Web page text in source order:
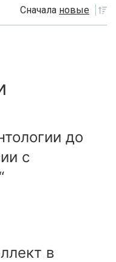
Сначала новые
до
с
в